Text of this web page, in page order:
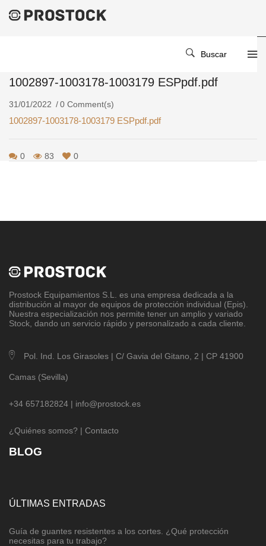
Buscar
1002897-1003178-1003179 ESPpdf.pdf
31/01/2022 0 Comment(s)
1002897-1003178-1003179 ESPpdf.pdf
0 83 0
Prostock Equipamientos S.L
. es una empresa dedicada a la
distribución al mayor de equipos de protección individual (Epis).
Nuestra especialización nos permite tener un amplio y variado
Stock, dando un servicio rápido y personalizado a cada cliente.
Pol. Ind. Los Girasoles | C/ Gavia del Gitano, 2 | CP 41900
Camas (Sevilla)
+34 657182824 | info@prostock.es
¿Quiénes somos? | Contacto
BLOG
ÚLTIMAS ENTRADAS
Guía de guantes resistentes a los cortes. ¿Qué protección
necesitas para tu trabajo?